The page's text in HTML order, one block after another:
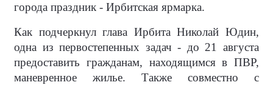
города праздник - Ирбитская ярмарка.
Как подчеркнул глава Ирбита Николай Юдин,
одна из первостепенных задач - до 21 августа
предоставить гражданам, находящимся в ПВР,
маневренное жилье. Также совместно с